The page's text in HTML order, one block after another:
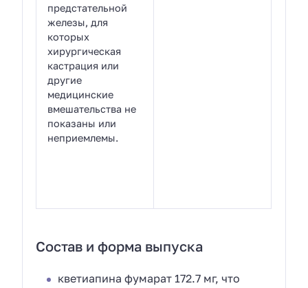
предстательной
железы, для
которых
хирургическая
кастрация или
другие
медицинские
вмешательства не
показаны или
неприемлемы.
Состав и форма выпуска
кветиапина фумарат 172.7 мг, что